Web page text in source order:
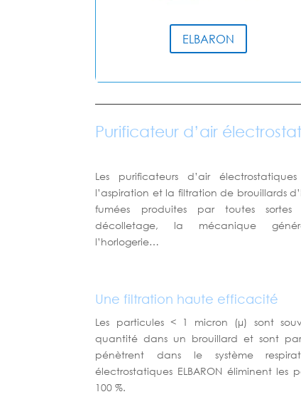
ELBARON
Purificateur d’air
Les purificateurs d’air
l’aspiration et la filtration de brouillards
fumées produites par toutes
décolletage, la mécanique
l’horlogerie…
Une filtration haute efficacité
Les particules < 1 micron (µ) sont
quantité dans un brouillard et sont
pénètrent dans le système
électrostatiques ELBARON éliminent
100 %.